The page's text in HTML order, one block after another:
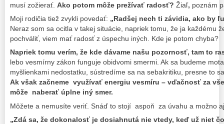
musí zožierať. Ako potom môže prežívať radosť? Žiaľ, poznám
Moji rodičia tiež zvykli povedať: „Radšej nech ti závidia, ako by
Neraz som sa ocitla v takej situácie, napriek tomu, že ja každému
pochváliť, viem mať radosť z úspechu iných. Kde je potom chyba?
Napriek tomu verím, že kde dávame našu pozornosť, tam to
lebo vesmírny zákon funguje obidvomi smermi. Ak sa budeme
myšlienkami nedostatku, sústredíme sa na sebakritiku, presne to
Ak však začneme využívať energiu vesmíru – vďačnosť za
môže naberať úplne iný smer.
Môžete a nemusíte veriť. Snáď to stojí aspoň za úvahu a možno
„Zdá sa, že dokonalosť je dosiahnutá nie vtedy, keď už niet